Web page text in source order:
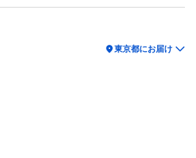
location_on東京都にお届け